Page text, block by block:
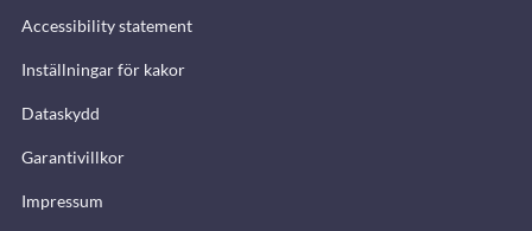
Accessibility statement
Inställningar för kakor
Dataskydd
Garantivillkor
Impressum